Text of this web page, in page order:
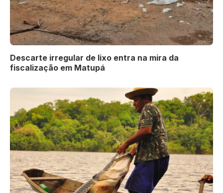
Descarte irregular de lixo entra na mira da
fiscalização em Matupá